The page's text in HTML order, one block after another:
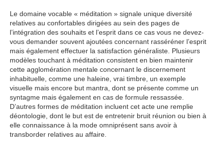
Le domaine vocable « méditation » signale unique diversité
relatives au confortables dirigées au sein des pages de
l’intégration des souhaits et l’esprit dans ce cas vous ne devez-
vous demander souvent ajoutées concernant rasséréner l’esprit
mais également effectuer la satisfaction généraliste. Plusieurs
modèles touchant à méditation consistent en bien maintenir
cette agglomération mentale concernant le discernement
inhabituelle, comme une haleine, vrai timbre, un exemple
visuelle mais encore but mantra, dont se présente comme un
syntagme mais également en cas de formule ressassée.
D’autres formes de méditation incluent cet acte une remplie
déontologie, dont le but est de entretenir bruit réunion ou bien à
elle connaissance à la mode omniprésent sans avoir à
transborder relatives au affaire.